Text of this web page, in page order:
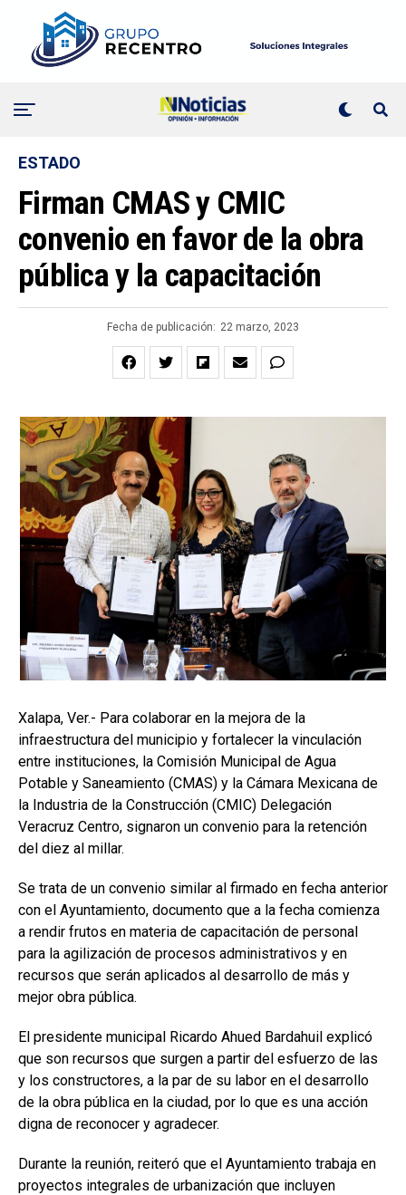
ESTADO
Firman CMAS y CMIC
convenio en favor de la obra
pública y la capacitación
Fecha de publicación: 22 marzo, 2023
Xalapa, Ver.- Para colaborar en la mejora de la
infraestructura del municipio y fortalecer la vinculación
entre instituciones, la Comisión Municipal de Agua
Potable y Saneamiento (CMAS) y la Cámara Mexicana de
la Industria de la Construcción (CMIC) Delegación
Veracruz Centro, signaron un convenio para la retención
del diez al millar.
Se trata de un convenio similar al firmado en fecha anterior
con el Ayuntamiento, documento que a la fecha comienza
a rendir frutos en materia de capacitación de personal
para la agilización de procesos administrativos y en
recursos que serán aplicados al desarrollo de más y
mejor obra pública.
El presidente municipal Ricardo Ahued Bardahuil explicó
que son recursos que surgen a partir del esfuerzo de las
y los constructores, a la par de su labor en el desarrollo
de la obra pública en la ciudad, por lo que es una acción
digna de reconocer y agradecer.
Durante la reunión, reiteró que el Ayuntamiento trabaja en
proyectos integrales de urbanización que incluyen